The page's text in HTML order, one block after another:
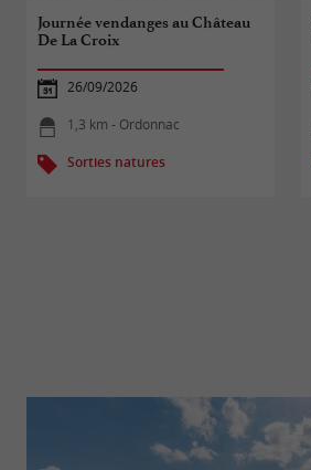
Journée vendanges au Château
De La Croix
26/09/2026
1,3 km - Ordonnac
Sorties natures